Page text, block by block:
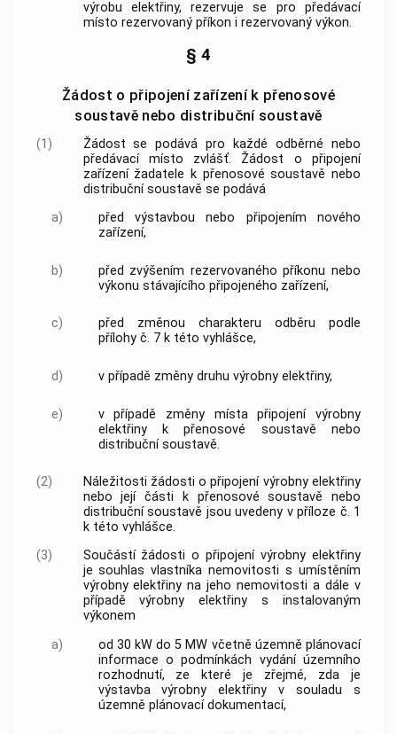
výrobu elektřiny, rezervuje se pro předávací
místo rezervovaný příkon i rezervovaný výkon.
§ 4
Žádost o připojení zařízení k přenosové
soustavě nebo distribuční soustavě
(1)
Žádost se podává pro každé odběrné nebo
předávací místo zvlášť. Žádost o připojení
zařízení žadatele k přenosové soustavě nebo
distribuční soustavě se podává
a)
před výstavbou nebo připojením nového
zařízení,
b)
před zvýšením rezervovaného příkonu nebo
výkonu stávajícího připojeného zařízení,
c)
před změnou charakteru odběru podle
přílohy č. 7 k této vyhlášce,
d) v případě změny druhu výrobny elektřiny,
e)
v případě změny místa připojení výrobny
elektřiny k přenosové soustavě nebo
distribuční soustavě.
(2)
Náležitosti žádosti o připojení výrobny elektřiny
nebo její části k přenosové soustavě nebo
distribuční soustavě jsou uvedeny v příloze č. 1
k této vyhlášce.
(3)
Součástí žádosti o připojení výrobny elektřiny
je souhlas vlastníka nemovitosti s umístěním
výrobny elektřiny na jeho nemovitosti a dále v
případě výrobny elektřiny s instalovaným
výkonem
a)
od 30 kW do 5 MW včetně územně plánovací
informace o podmínkách vydání územního
rozhodnutí, ze které je zřejmé, zda je
výstavba výrobny elektřiny v souladu s
územně plánovací dokumentací,